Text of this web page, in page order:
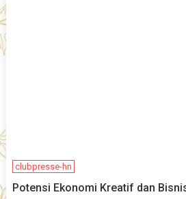
clubpresse-hn
Potensi Ekonomi Kreatif dan